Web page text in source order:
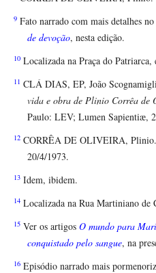
9 Fato narrado com mais detalhes
de devoção, nesta edição.
10 Localizada na Praça do Patriarca,
11 CLÁ DIAS, EP, João
vida e obra de Plinio Corrêa de
Paulo: LEV; Lumen Sapientiæ,
12 CORRÊA DE OLIVEIRA, Plinio.
20/4/1973.
13 Idem, ibidem.
14 Localizada na Rua Martiniano de
15 Ver os artigos O mundo para
conquistado pelo sangue, na
16 Episódio narrado mais